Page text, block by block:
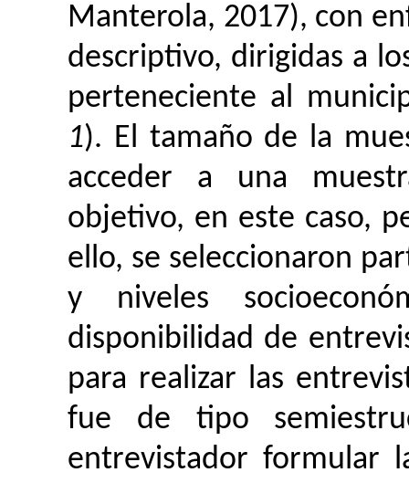
Manterola, 2017), con
descriptivo, dirigidas a
perteneciente al
1). El tamaño de la
acceder a una
objetivo, en este caso,
ello, se seleccionaron
y niveles
disponibilidad de
para realizar las
fue de tipo
entrevistador formular